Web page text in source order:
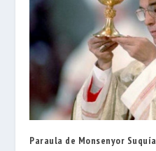
Paraula de Monsenyor Suquía